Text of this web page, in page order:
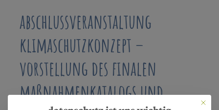
abschlussveranstaltung
klimaschutzkonzept –
vorstellung des finalen
maßnahmenkatalogs und
Mit